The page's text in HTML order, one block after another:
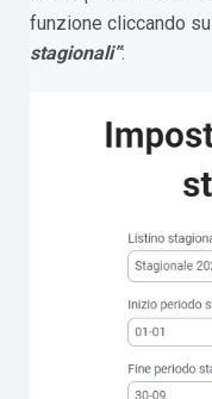
funzione cliccando
stagionali”: